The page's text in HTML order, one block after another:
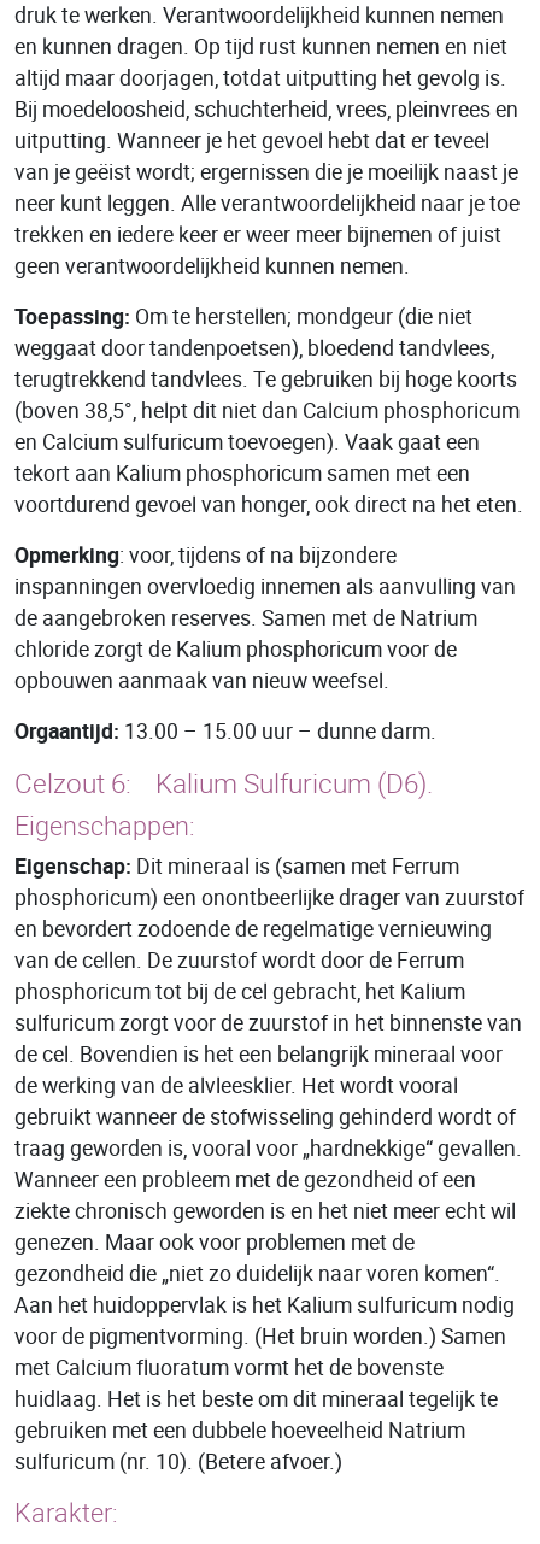
druk te werken. Verantwoordelijkheid kunnen nemen
en kunnen dragen. Op tijd rust kunnen nemen en niet
altijd maar doorjagen, totdat uitputting het gevolg is.
Bij moedeloosheid, schuchterheid, vrees, pleinvrees en
uitputting. Wanneer je het gevoel hebt dat er teveel
van je geëist wordt; ergernissen die je moeilijk naast je
neer kunt leggen. Alle verantwoordelijkheid naar je toe
trekken en iedere keer er weer meer bijnemen of juist
geen verantwoordelijkheid kunnen nemen.
Toepassing: Om te herstellen; mondgeur (die niet
weggaat door tandenpoetsen), bloedend tandvlees,
terugtrekkend tandvlees. Te gebruiken bij hoge koorts
(boven 38,5°, helpt dit niet dan Calcium phosphoricum
en Calcium sulfuricum toevoegen). Vaak gaat een
tekort aan Kalium phosphoricum samen met een
voortdurend gevoel van honger, ook direct na het eten.
Opmerking: voor, tijdens of na bijzondere
inspanningen overvloedig innemen als aanvulling van
de aangebroken reserves. Samen met de Natrium
chloride zorgt de Kalium phosphoricum voor de
opbouwen aanmaak van nieuw weefsel.
Orgaantijd: 13.00 – 15.00 uur – dunne darm.
Celzout 6: Kalium Sulfuricum (D6).
Eigenschappen:
Eigenschap: Dit mineraal is (samen met Ferrum
phosphoricum) een onontbeerlijke drager van zuurstof
en bevordert zodoende de regelmatige vernieuwing
van de cellen. De zuurstof wordt door de Ferrum
phosphoricum tot bij de cel gebracht, het Kalium
sulfuricum zorgt voor de zuurstof in het binnenste van
de cel. Bovendien is het een belangrijk mineraal voor
de werking van de alvleesklier. Het wordt vooral
gebruikt wanneer de stofwisseling gehinderd wordt of
traag geworden is, vooral voor „hardnekkige“ gevallen.
Wanneer een probleem met de gezondheid of een
ziekte chronisch geworden is en het niet meer echt wil
genezen. Maar ook voor problemen met de
gezondheid die „niet zo duidelijk naar voren komen“.
Aan het huidoppervlak is het Kalium sulfuricum nodig
voor de pigmentvorming. (Het bruin worden.) Samen
met Calcium fluoratum vormt het de bovenste
huidlaag. Het is het beste om dit mineraal tegelijk te
gebruiken met een dubbele hoeveelheid Natrium
sulfuricum (nr. 10). (Betere afvoer.)
Karakter: